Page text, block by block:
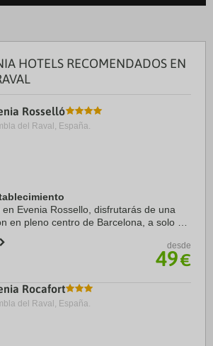
HOTELS RECOMENDADOS EN
Rosselló
del Raval, España.
Evenia Rossello, disfrutarás de una
en pleno centro de Barcelona, a solo 15
a 1,1 km ...
desde
49€
Rocafort
del Raval, España.